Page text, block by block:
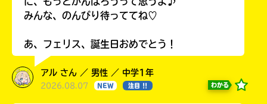
みんな、のんびり待っててね♡
あ、フェリス、誕生日おめでとう！
アル さん ／ 男性 ／ 中学1年
2026.08.07 NEW 注目 !! わかる